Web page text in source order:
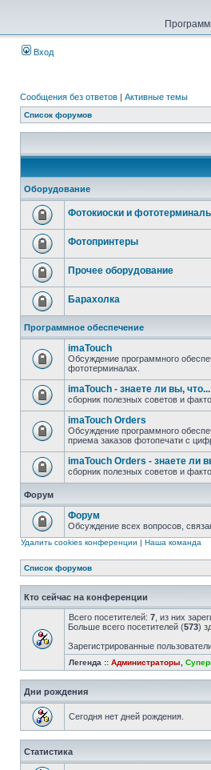
Вход
Сообщения без ответов | Активные темы
Список форумов
Оборудование
Фотокиоски и
Фотопринтеры
Прочее оборудование
Барахолка
Программное обеспечение
imaTouch
Обсуждение программного
фототерминалах.
imaTouch - знаете ли вы, что...
сборник полезных советов и
imaTouch Orders
Обсуждение программного
приема заказов фотопечати с
imaTouch Orders - знаете ли
сборник полезных советов и
Форум
Форум
Обсуждение всех вопросов,
Удалить cookies конференции | Наша команда
Список форумов
Кто сейчас на конференции
Всего посетителей: 7 , из них
Больше всего посетителей (573)
Зарегистрированные
Легенда :: Администраторы
Дни рождения
Сегодня нет дней рождения.
Статистика